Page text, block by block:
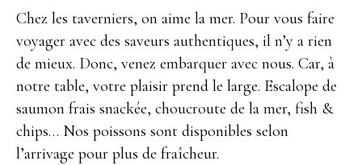
Chez les taverniers, on aime la mer. Pour vous faire
voyager avec des saveurs authentiques, il n’y a rien
de mieux. Donc, venez embarquer avec nous. Car, à
notre table, votre plaisir prend le large. Escalope de
saumon frais snackée, choucroute de la mer, fish &
chips… Nos poissons sont disponibles selon
l’arrivage pour plus de fraîcheur.